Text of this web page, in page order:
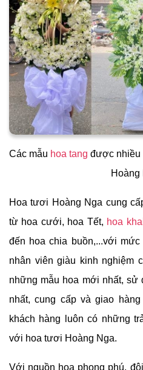
Các mẫu hoa tang được nhiều
Hoàng
Hoa tươi Hoàng Nga cung
từ hoa cưới, hoa Tết, hoa
đến hoa chia buồn,...với
nhân viên giàu kinh nghiệm
những mẫu hoa mới nhất, sử
nhất, cung cấp và giao
khách hàng luôn có những
với hoa tươi Hoàng Nga.
Với nguồn hoa phong phú,